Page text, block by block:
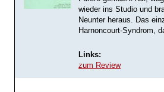
wieder ins Studio und
Neunter heraus. Das
Harnoncourt-Syndrom,
Links:
zum Review